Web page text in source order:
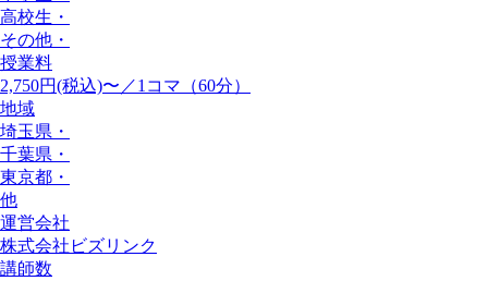
高校生 ・
その他 ・
授業料
2,750円(税込)〜／1コマ（60分）
地域
埼玉県 ・
千葉県 ・
東京都 ・
他
運営会社
株式会社ビズリンク
講師数